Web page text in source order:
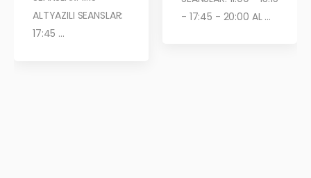
ALTYAZILI SEANSLAR:
17:45 ...
- 17:45 - 20:00 AL ...